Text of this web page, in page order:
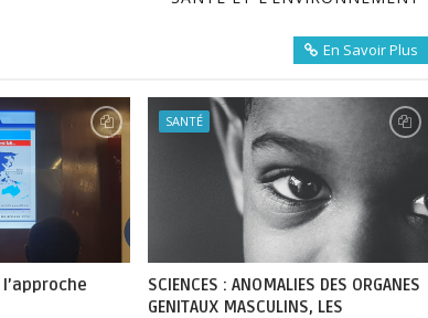
En Savoir Plus
SANTÉ
SCIENCES : ANOMALIES DES ORGANES
GENITAUX MASCULINS, LES